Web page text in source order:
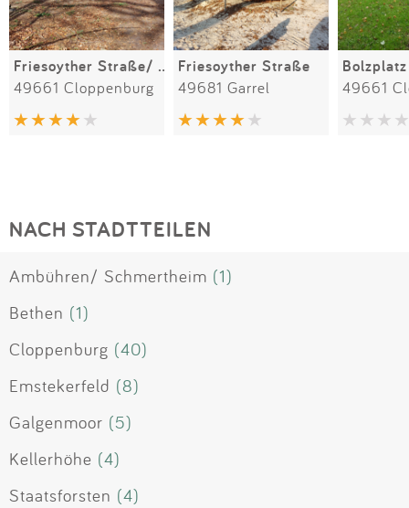
Friesoyther Straße/ Waldkindergarten
49661 Cloppenburg
Friesoyther Straße
49681 Garrel 49661
NACH STADTTEILEN
Ambühren/ Schmertheim (1)
Bethen (1)
Cloppenburg (40)
Emstekerfeld (8)
Galgenmoor (5)
Kellerhöhe (4)
Staatsforsten (4)